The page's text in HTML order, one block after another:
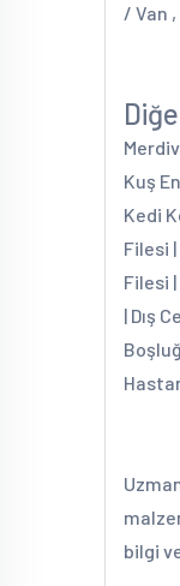
/ Van
Kuş
Kedi
Filesi
Filesi
| Dış
bilgi